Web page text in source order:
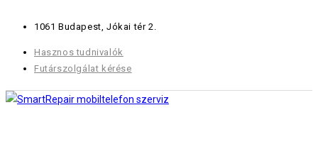
content
1061 Budapest, Jókai tér 2.
Hasznos tudnivalók
Futárszolgálat kérése